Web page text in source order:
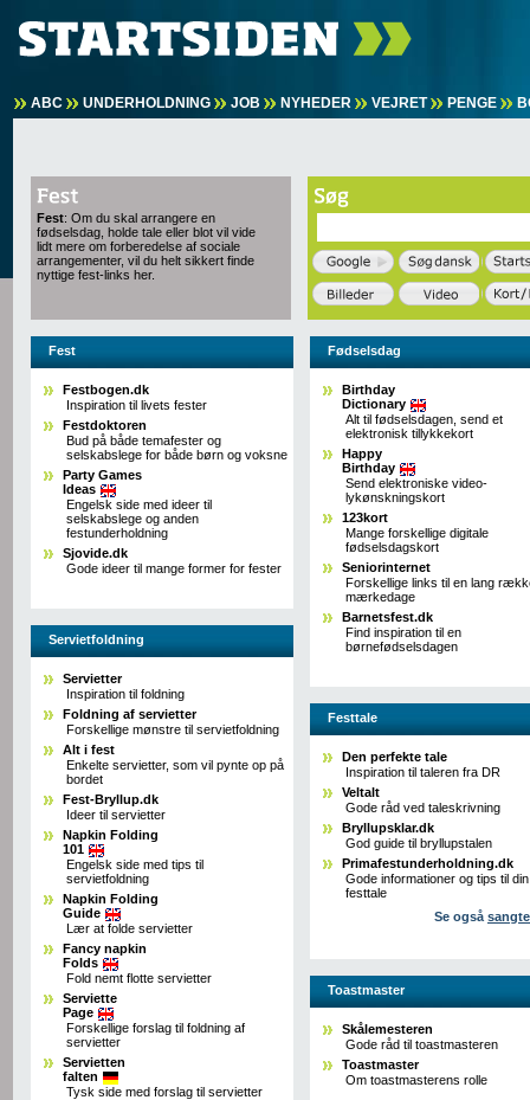
ABC UNDERHOLDNING JOB NYHEDER VEJRET PENGE
Fest: Om du skal arrangere en
fødselsdag, holde tale eller blot vil vide
lidt mere om forberedelse af sociale
arrangementer, vil du helt sikkert finde
nyttige fest-links her.
Fest
Festbogen.dk
Inspiration til livets fester
Festdoktoren
Bud på både temafester og
selskabslege for både børn og voksne
Party Games
Ideas
Engelsk side med ideer til
selskabslege og anden
festunderholdning
Sjovide.dk
Gode ideer til mange former for fester
Servietfoldning
Servietter
Inspiration til foldning
Foldning af servietter
Forskellige mønstre til servietfoldning
Alt i fest
Enkelte servietter, som vil pynte op på
bordet
Fest-Bryllup.dk
Ideer til servietter
Napkin Folding
101
Engelsk side med tips til
servietfoldning
Napkin Folding
Guide
Lær at folde servietter
Fancy napkin
Folds
Fold nemt flotte servietter
Serviette
Page
Forskellige forslag til foldning af
servietter
Servietten
falten
Tysk side med forslag til servietter
Fødselsdag
Birthday
Dictionary
Alt til fødselsdagen, send et
elektronisk tillykkekort
Happy
Birthday
Send elektroniske video-
lykønskningskort
123kort
Mange forskellige digitale
fødselsdagskort
Seniorinternet
Forskellige links til en lang
mærkedage
Barnetsfest.dk
Find inspiration til en
børnefødselsdagen
Festtale
Den perfekte tale
Inspiration til taleren fra DR
Veltalt
Gode råd ved taleskrivning
Bryllupsklar.dk
God guide til bryllupstalen
Primafestunderholdning.dk
Gode informationer og tips til din
festtale
Se også
Toastmaster
Skålemesteren
Gode råd til toastmasteren
Toastmaster
Om toastmasterens rolle